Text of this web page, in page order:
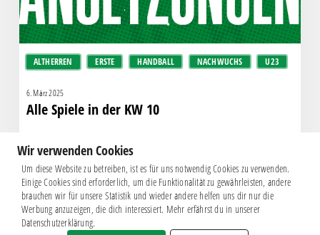
ALTHERREN ERSTE HANDBALL NACHWUCHS U23
6. März 2025
Alle Spiele in der KW 10
Wir verwenden Cookies
Um diese Website zu betreiben, ist es für uns notwendig Cookies zu verwenden.
Einige Cookies sind erforderlich, um die Funktionalität zu gewährleisten, andere
brauchen wir für unsere Statistik und wieder andere helfen uns dir nur die
Werbung anzuzeigen, die dich interessiert. Mehr erfährst du in unserer
Datenschutzerklärung.